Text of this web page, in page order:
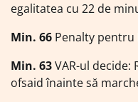
egalitatea cu 22 de
Min. 66 Penalty pentru
Min. 63VAR-ul
ofsaid înainte să